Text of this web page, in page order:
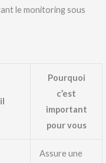
le monitoring sous
Pourquoi
c’est
important
pour vous
Assure une